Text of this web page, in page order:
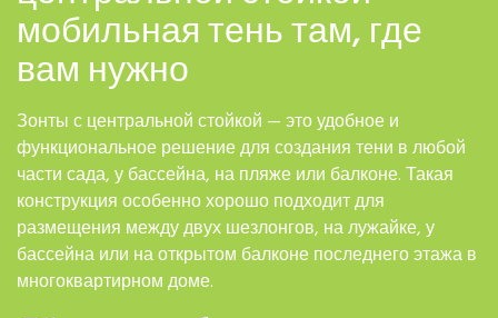
мобильная тень там, где
вам нужно
Зонты с центральной стойкой — это удобное и
функциональное решение для создания тени в любой
части сада, у бассейна, на пляже или балконе. Такая
конструкция особенно хорошо подходит для
размещения между двух шезлонгов, на лужайке, у
бассейна или на открытом балконе последнего этажа в
многоквартирном доме.